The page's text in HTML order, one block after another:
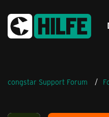
congstar Support Forum